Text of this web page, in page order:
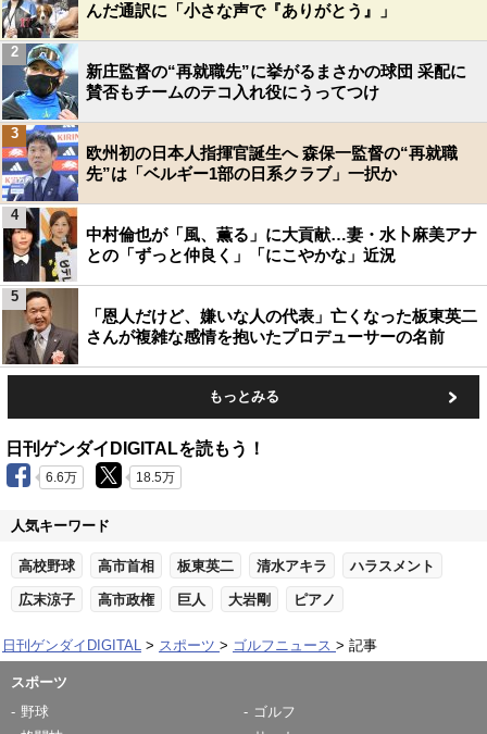
んだ通訳に「小さな声で『ありがとう』」
新庄監督の“再就職先”に挙がるまさかの球団 采配に
賛否もチームのテコ入れ役にうってつけ
2
欧州初の日本人指揮官誕生へ 森保一監督の“再就職
先”は「ベルギー1部の日系クラブ」一択か
3
中村倫也が「風、薫る」に大貢献…妻・水卜麻美アナ
との「ずっと仲良く」「にこやかな」近況
4
「恩人だけど、嫌いな人の代表」亡くなった板東英二
さんが複雑な感情を抱いたプロデューサーの名前
5
もっとみる
日刊ゲンダイDIGITALを読もう！
6.6万 18.5万
人気キーワード
高校野球 高市首相 板東英二 清水アキラ ハラスメント
広末涼子 高市政権 巨人 大岩剛 ピアノ
日刊ゲンダイDIGITAL スポーツ ゴルフニュース 記事
スポーツ
野球
ゴルフ